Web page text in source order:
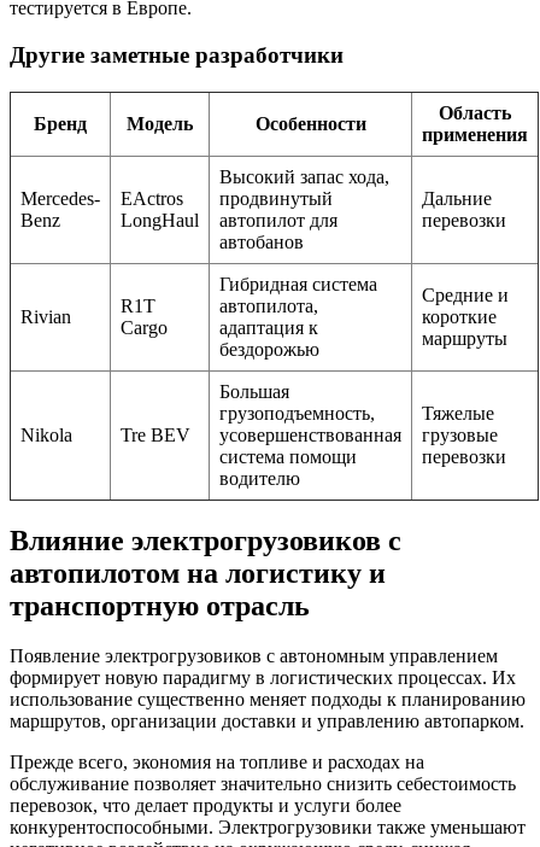
тестируется в Европе.
Другие заметные разработчики
Бренд Модель Особенности
Область
применения
Mercedes-
Benz
EActros
LongHaul
Высокий запас хода,
продвинутый
автопилот для
автобанов
Дальние
перевозки
Rivian
R1T
Cargo
Гибридная система
автопилота,
адаптация к
бездорожью
Средние и
короткие
маршруты
Nikola Tre BEV
Большая
грузоподъемность,
усовершенствованная
система помощи
водителю
Тяжелые
грузовые
перевозки
Влияние электрогрузовиков с
автопилотом на логистику и
транспортную отрасль
Появление электрогрузовиков с автономным управлением
формирует новую парадигму в логистических процессах. Их
использование существенно меняет подходы к планированию
маршрутов, организации доставки и управлению автопарком.
Прежде всего, экономия на топливе и расходах на
обслуживание позволяет значительно снизить себестоимость
перевозок, что делает продукты и услуги более
конкурентоспособными. Электрогрузовики также уменьшают